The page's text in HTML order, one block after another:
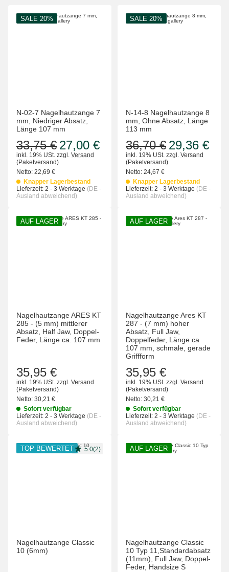
SALE 20%
N-02-7 Nagelhautzange 7
mm, Niedriger Absatz,
Länge 107 mm
27,00 €
33,75 €
inkl. 19% USt. zzgl. Versand
(Paketversand)
Netto: 22,69 €
Knapper Lagerbestand
Lieferzeit: 2 - 3 Werktage (DE -
Ausland abweichend)
SALE 20%
N-14-8 Nagelhautzange 8
mm, Ohne Absatz, Länge
113 mm
29,36 €
36,70 €
inkl. 19% USt. zzgl. Versand
(Paketversand)
Netto: 24,67 €
Knapper Lagerbestand
Lieferzeit: 2 - 3 Werktage (DE -
Ausland abweichend)
AUF LAGER
Nagelhautzange ARES KT
285 - (5 mm) mittlerer
Absatz, Half Jaw, Doppel-
Feder, Länge ca. 107 mm
35,95 €
inkl. 19% USt. zzgl. Versand
(Paketversand)
Netto: 30,21 €
Sofort verfügbar
Lieferzeit: 2 - 3 Werktage (DE -
Ausland abweichend)
AUF LAGER
Nagelhautzange Ares KT
287 - (7 mm) hoher
Absatz, Full Jaw,
Doppelfeder, Länge ca
107 mm, schmale, gerade
Griffform
35,95 €
inkl. 19% USt. zzgl. Versand
(Paketversand)
Netto: 30,21 €
Sofort verfügbar
Lieferzeit: 2 - 3 Werktage (DE -
Ausland abweichend)
TOP BEWERTET 5.0(2)
Nagelhautzange Classic
10 (6mm)
AUF LAGER
Nagelhautzange Classic
10 Typ 11,Standardabsatz
(11mm), Full Jaw, Doppel-
Feder, Handsize S